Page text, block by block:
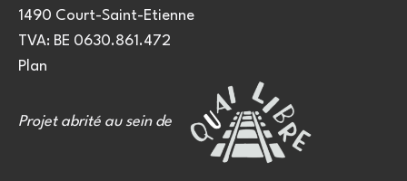
1490 Court-Saint-Etienne
TVA: BE 0630.861.472
Plan
Projet abrité au sein de